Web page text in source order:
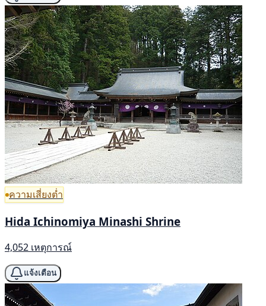
ความเสี่ยงต่ำ
Hida Ichinomiya Minashi Shrine
4,052 เหตุการณ์
แจ้งเตือน